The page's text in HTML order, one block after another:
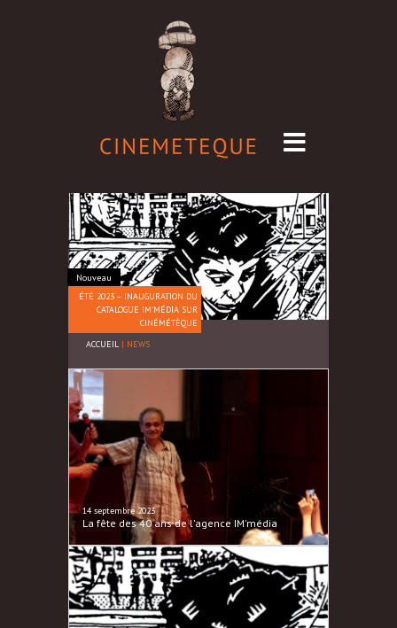
Nouveau
ÉTÉ 2023 – INAUGURATION DU
CATALOGUE IM’MÉDIA SUR
CINÉMÉTÈQUE
ACCUEIL | NEWS
14 septembre 2023
La fête des 40 ans de l'agence IM'média